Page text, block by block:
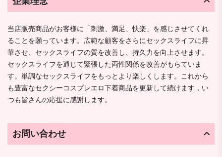
当店販売商品がお客様に「刺激、満足、快楽」を感じさせてくれ
ることを願っています。広範な顧客をさらにセックスライフに昇
華させ、セックスライフの質を改善し、持久力を向上させます。
セックスライフを通じて緊張した両性関係を改善がもらていま
す。単調なセックスライフをもっとより楽しくします。これから
も豊富なセクシーコスプレエロ下着商品を更新して続けます，い
つも皆さんの応援に感謝します。
お問い合わせ